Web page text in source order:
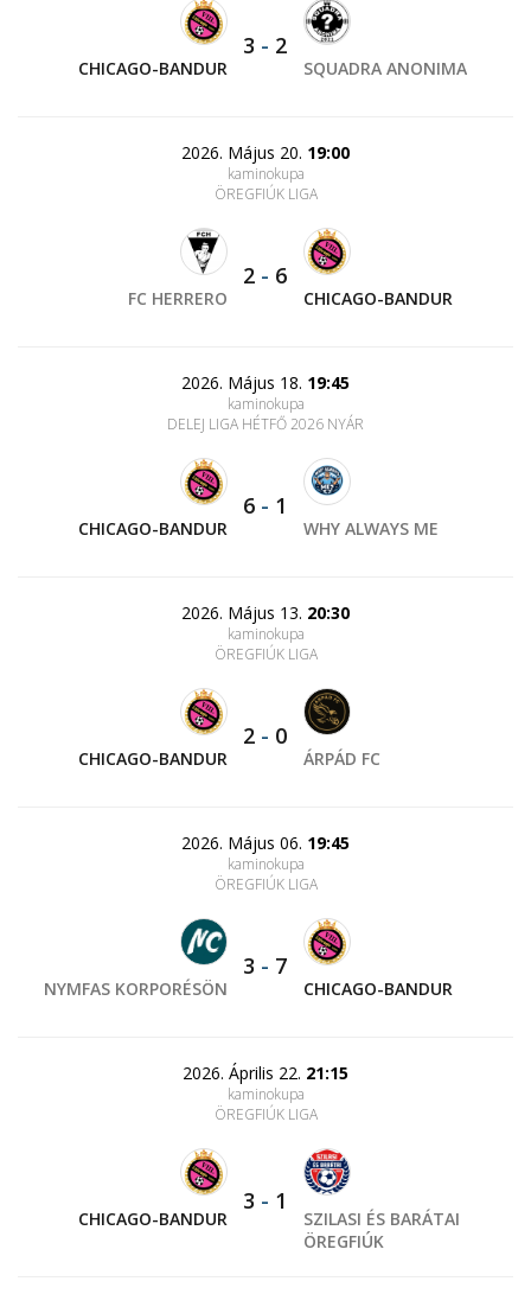
CHICAGO-BANDUR
3 - 2
SQUADRA ANONIMA
2026. Május 20. 19:00
kaminokupa
ÖREGFIÚK LIGA
FC HERRERO
2 - 6
CHICAGO-BANDUR
2026. Május 18. 19:45
kaminokupa
DELEJ LIGA HÉTFŐ 2026 NYÁR
CHICAGO-BANDUR
6 - 1
WHY ALWAYS ME
2026. Május 13. 20:30
kaminokupa
ÖREGFIÚK LIGA
CHICAGO-BANDUR
2 - 0
ÁRPÁD FC
2026. Május 06. 19:45
kaminokupa
ÖREGFIÚK LIGA
NYMFAS KORPORÉSÖN
3 - 7
CHICAGO-BANDUR
2026. Április 22. 21:15
kaminokupa
ÖREGFIÚK LIGA
CHICAGO-BANDUR
3 - 1
SZILASI ÉS BARÁTAI
ÖREGFIÚK